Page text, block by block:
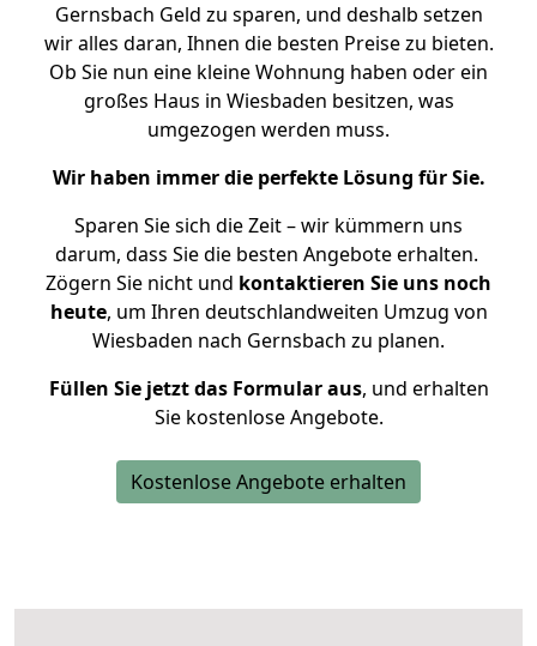
Gernsbach Geld zu sparen, und deshalb setzen
wir alles daran, Ihnen die besten Preise zu bieten.
Ob Sie nun eine kleine Wohnung haben oder ein
großes Haus in Wiesbaden besitzen, was
umgezogen werden muss.
Wir haben immer die perfekte Lösung für Sie.
Sparen Sie sich die Zeit – wir kümmern uns
darum, dass Sie die besten Angebote erhalten.
Zögern Sie nicht und kontaktieren Sie uns noch
heute, um Ihren deutschlandweiten Umzug von
Wiesbaden nach Gernsbach zu planen.
Füllen Sie jetzt das Formular aus, und erhalten
Sie kostenlose Angebote.
Kostenlose Angebote erhalten